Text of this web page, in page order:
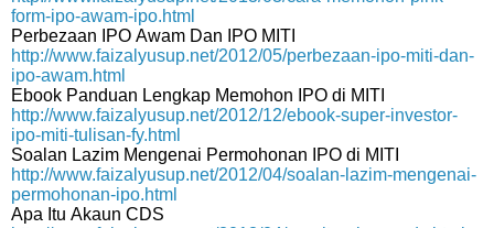
form-ipo-awam-ipo.html
Perbezaan IPO Awam Dan IPO MITI
http://www.faizalyusup.net/2012/05/perbezaan-ipo-miti-dan-
ipo-awam.html
Ebook Panduan Lengkap Memohon IPO di MITI
http://www.faizalyusup.net/2012/12/ebook-super-investor-
ipo-miti-tulisan-fy.html
Soalan Lazim Mengenai Permohonan IPO di MITI
http://www.faizalyusup.net/2012/04/soalan-lazim-mengenai-
permohonan-ipo.html
Apa Itu Akaun CDS